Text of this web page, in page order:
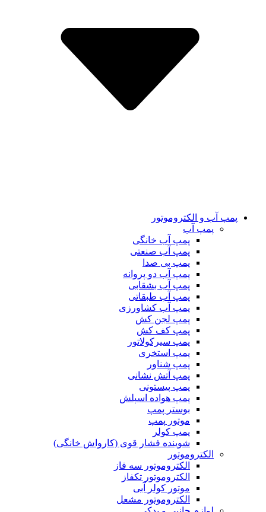
پمپ آب و الکتروموتور
پمپ آب
پمپ آب خانگی
پمپ آب صنعتی
پمپ بی صدا
پمپ آب دو پروانه
پمپ آب بشقابی
پمپ آب طبقاتی
پمپ آب کشاورزی
پمپ لجن کش
پمپ کف کش
پمپ سیرکولاتور
پمپ استخری
پمپ شناور
پمپ آتش نشانی
پمپ پیستونی
پمپ هواده اسپلش
بوستر پمپ
موتور پمپ
پمپ کولر
شوینده فشار قوی (کارواش خانگی)
الکتروموتور
الکتروموتور سه فاز
الکتروموتور تکفاز
موتور کولر آبی
الکتروموتور مشعل